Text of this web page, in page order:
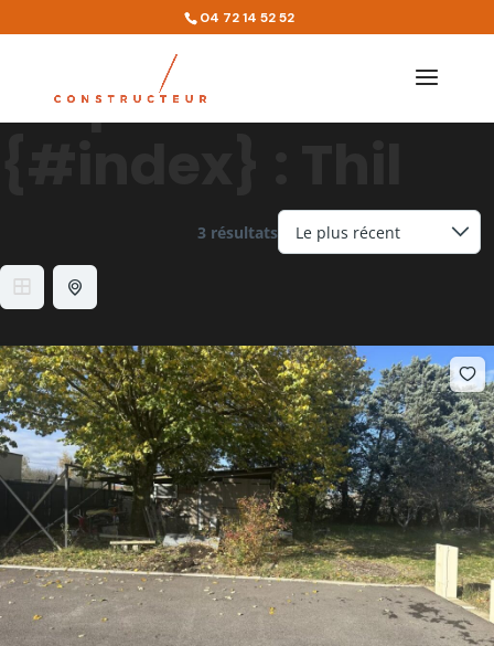
04 72 14 52 52
Lieu
Emplacement
3 résultats